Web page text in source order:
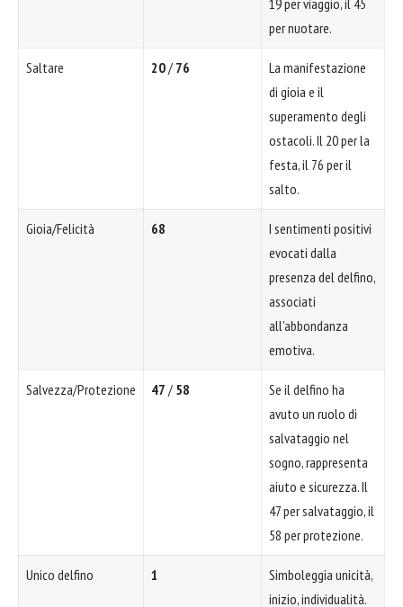
per nuotare.
Saltare 20/ 76
La manifestazione
di gioia e il
superamento degli
ostacoli. Il 20 per la
festa, il 76 per il
salto.
Gioia/Felicità 68
I sentimenti positivi
evocati dalla
presenza del delfino,
associati
all'abbondanza
emotiva.
Salvezza/Protezione 47 / 58
Se il delfino ha
avuto un ruolo di
salvataggio nel
sogno, rappresenta
aiuto e sicurezza. Il
47 per salvataggio, il
58 per protezione.
Unico delfino 1
Simboleggia unicità,
inizio, individualità.